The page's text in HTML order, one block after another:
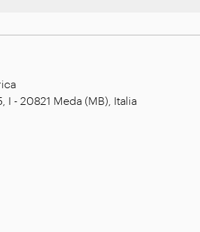
I - 20821 Meda (MB), Italia